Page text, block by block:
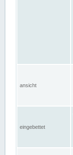
ansicht
eingebettet